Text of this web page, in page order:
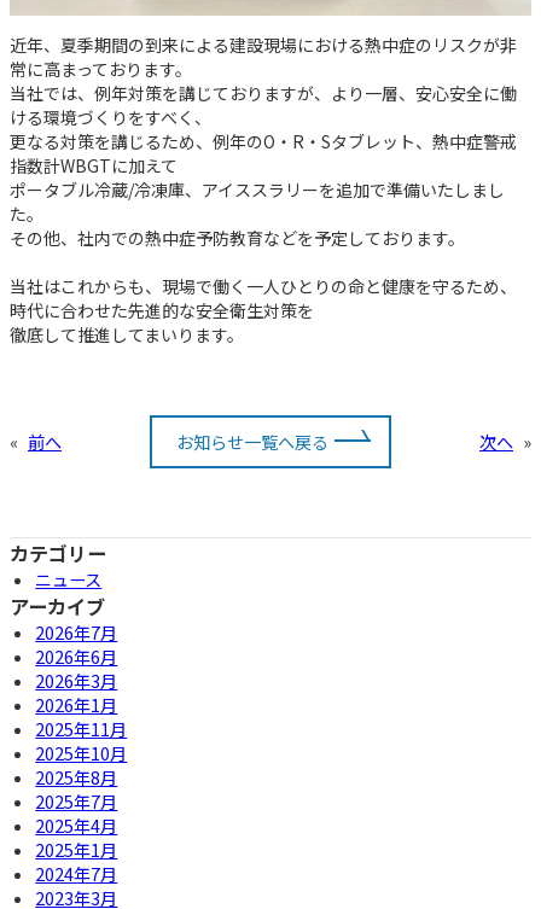
近年、夏季期間の到来による建設現場における熱中症のリスクが非
常に高まっております。
当社では、例年対策を講じておりますが、より一層、安心安全に働
ける環境づくりをすべく、
更なる対策を講じるため、例年のO・R・Sタブレット、熱中症警戒
指数計WBGTに加えて
ポータブル冷蔵/冷凍庫、アイススラリーを追加で準備いたしまし
た。
その他、社内での熱中症予防教育などを予定しております。
当社はこれからも、現場で働く一人ひとりの命と健康を守るため、
時代に合わせた先進的な安全衛生対策を
徹底して推進してまいります。
« 前へ お知らせ一覧へ戻る 次へ »
カテゴリー
ニュース
アーカイブ
2026年7月
2026年6月
2026年3月
2026年1月
2025年11月
2025年10月
2025年8月
2025年7月
2025年4月
2025年1月
2024年7月
2023年3月